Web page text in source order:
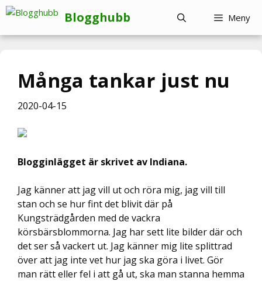
Hoppa
innehåll
Blogghubb Meny
Många tankar just nu
2020-04-15
Blogginlägget är skrivet av Indiana.
Jag känner att jag vill ut och röra mig, jag vill till
stan och se hur fint det blivit där på
Kungsträdgården med de vackra
körsbärsblommorna. Jag har sett lite bilder där och
det ser så vackert ut. Jag känner mig lite splittrad
över att jag inte vet hur jag ska göra i livet. Gör
man rätt eller fel i att gå ut, ska man stanna hemma